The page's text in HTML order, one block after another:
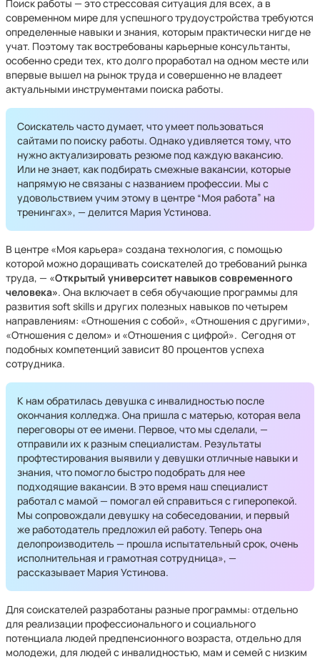
Поиск работы — это стрессовая ситуация для всех, а в
современном мире для успешного трудоустройства требуются
определенные навыки и знания, которым практически нигде не
учат. Поэтому так востребованы карьерные консультанты,
особенно среди тех, кто долго проработал на одном месте или
впервые вышел на рынок труда и совершенно не владеет
актуальными инструментами поиска работы.
Соискатель часто думает, что умеет пользоваться
сайтами по поиску работы. Однако удивляется тому, что
нужно актуализировать резюме под каждую вакансию.
Или не знает, как подбирать смежные вакансии, которые
напрямую не связаны с названием профессии. Мы с
удовольствием учим этому в центре “Моя работа” на
тренингах», — делится Мария Устинова.
В центре «Моя карьера» создана технология, с помощью
которой можно доращивать соискателей до требований рынка
труда, — «Открытый университет навыков современного
человека». Она включает в себя обучающие программы для
развития soft skills и других полезных навыков по четырем
направлениям: «Отношения с собой», «Отношения с другими»,
«Отношения с делом» и «Отношения с цифрой». Сегодня от
подобных компетенций зависит 80 процентов успеха
сотрудника.
К нам обратилась девушка с инвалидностью после
окончания колледжа. Она пришла с матерью, которая вела
переговоры от ее имени. Первое, что мы сделали, —
отправили их к разным специалистам. Результаты
профтестирования выявили у девушки отличные навыки и
знания, что помогло быстро подобрать для нее
подходящие вакансии. В это время наш специалист
работал с мамой — помогал ей справиться с гиперопекой.
Мы сопровождали девушку на собеседовании, и первый
же работодатель предложил ей работу. Теперь она
делопроизводитель — прошла испытательный срок, очень
исполнительная и грамотная сотрудница», —
рассказывает Мария Устинова.
Для соискателей разработаны разные программы: отдельно
для реализации профессионального и социального
потенциала людей предпенсионного возраста, отдельно для
молодежи, для людей с инвалидностью, мам и семей с низким